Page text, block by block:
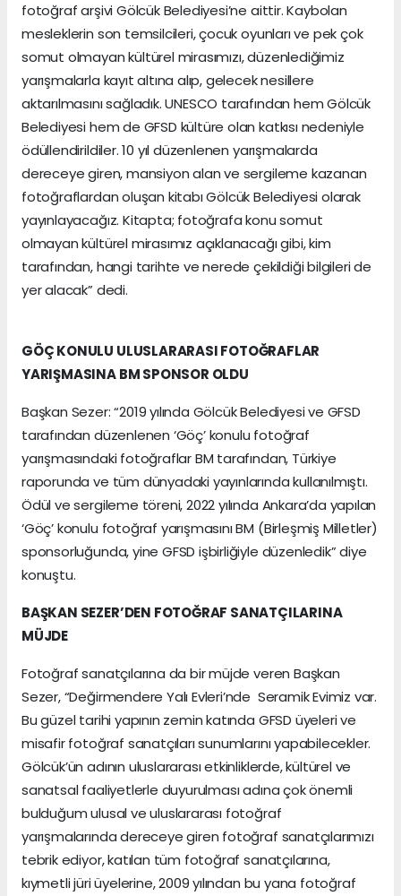
fotoğraf arşivi Gölcük Belediyesi’ne aittir. Kaybolan
mesleklerin son temsilcileri, çocuk oyunları ve pek çok
somut olmayan kültürel mirasımızı, düzenlediğimiz
yarışmalarla kayıt altına alıp, gelecek nesillere
aktarılmasını sağladık. UNESCO tarafından hem Gölcük
Belediyesi hem de GFSD kültüre olan katkısı nedeniyle
ödüllendirildiler. 10 yıl düzenlenen yarışmalarda
dereceye giren, mansiyon alan ve sergileme kazanan
fotoğraflardan oluşan kitabı Gölcük Belediyesi olarak
yayınlayacağız. Kitapta; fotoğrafa konu somut
olmayan kültürel mirasımız açıklanacağı gibi, kim
tarafından, hangi tarihte ve nerede çekildiği bilgileri de
yer alacak” dedi.
GÖÇ KONULU ULUSLARARASI FOTOĞRAFLAR
YARIŞMASINA BM SPONSOR OLDU
Başkan Sezer: “2019 yılında Gölcük Belediyesi ve GFSD
tarafından düzenlenen ‘Göç’ konulu fotoğraf
yarışmasındaki fotoğraflar BM tarafından, Türkiye
raporunda ve tüm dünyadaki yayınlarında kullanılmıştı.
Ödül ve sergileme töreni, 2022 yılında Ankara’da yapılan
‘Göç’ konulu fotoğraf yarışmasını BM (Birleşmiş Milletler)
sponsorluğunda, yine GFSD işbirliğiyle düzenledik” diye
konuştu.
BAŞKAN SEZER’DEN FOTOĞRAF SANATÇILARINA
MÜJDE
Fotoğraf sanatçılarına da bir müjde veren Başkan
Sezer, “Değirmendere Yalı Evleri’nde Seramik Evimiz var.
Bu güzel tarihi yapının zemin katında GFSD üyeleri ve
misafir fotoğraf sanatçıları sunumlarını yapabilecekler.
Gölcük’ün adının uluslararası etkinliklerde, kültürel ve
sanatsal faaliyetlerle duyurulması adına çok önemli
bulduğum ulusal ve uluslararası fotoğraf
yarışmalarında dereceye giren fotoğraf sanatçılarımızı
tebrik ediyor, katılan tüm fotoğraf sanatçılarına,
kıymetli jüri üyelerine, 2009 yılından bu yana fotoğraf